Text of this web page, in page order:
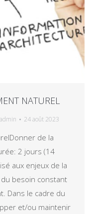
NATUREL
24 août 2023
de la
2 jours (14
aux enjeux de la
besoin constant
Dans le cadre du
et/ou maintenir